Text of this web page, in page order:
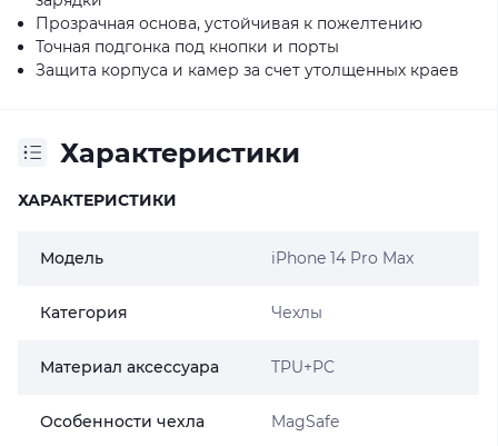
Прозрачная основа, устойчивая к пожелтению
Точная подгонка под кнопки и порты
Защита корпуса и камер за счет утолщенных краев
Характеристики
ХАРАКТЕРИСТИКИ
Модель iPhone 14 Pro Max
Категория Чехлы
Материал аксессуара TPU+PC
Особенности чехла MagSafe